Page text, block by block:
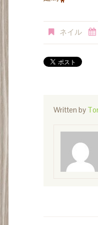
ネイル
Written by